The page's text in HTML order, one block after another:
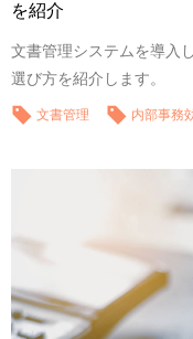
を紹介
文書管理システムを導入
選び方を紹介します。
文書管理 内部事務